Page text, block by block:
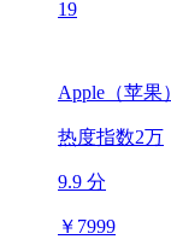
19
Apple（苹果
热度指数2万
9.9 分
￥ 7999